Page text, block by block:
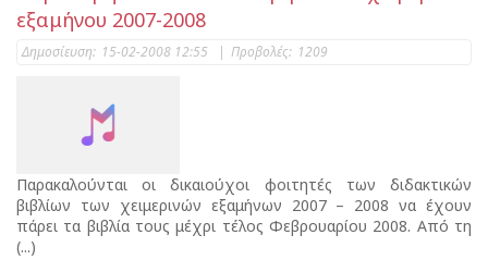
εξαμήνου 2007-2008
Δημοσίευση: 15-02-2008 12:55 | Προβολές: 1209
Παρακαλούνται οι δικαιούχοι φοιτητές των διδακτικών
βιβλίων των χειμερινών εξαμήνων 2007 – 2008 να έχουν
πάρει τα βιβλία τους μέχρι τέλος Φεβρουαρίου 2008. Από τη
(...)